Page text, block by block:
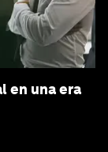
en una era